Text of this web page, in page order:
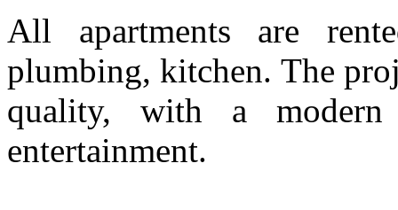
All apartments are
plumbing, kitchen. The
quality, with a
entertainment.